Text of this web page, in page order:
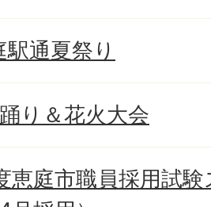
通夏祭り
り＆花火大会
恵庭市職員採用試